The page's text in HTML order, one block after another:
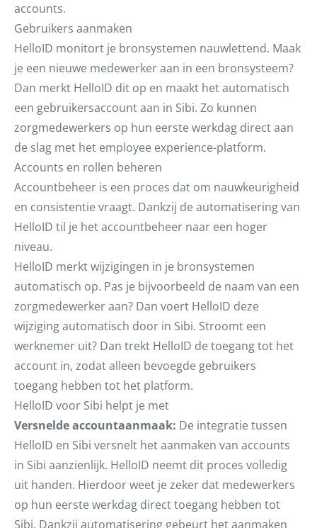
accounts.
Gebruikers aanmaken
HelloID monitort je bronsystemen nauwlettend. Maak
je een nieuwe medewerker aan in een bronsysteem?
Dan merkt HelloID dit op en maakt het automatisch
een gebruikersaccount aan in Sibi. Zo kunnen
zorgmedewerkers op hun eerste werkdag direct aan
de slag met het employee experience-platform.
Accounts en rollen beheren
Accountbeheer is een proces dat om nauwkeurigheid
en consistentie vraagt. Dankzij de automatisering van
HelloID til je het accountbeheer naar een hoger
niveau.
HelloID merkt wijzigingen in je bronsystemen
automatisch op. Pas je bijvoorbeeld de naam van een
zorgmedewerker aan? Dan voert HelloID deze
wijziging automatisch door in Sibi. Stroomt een
werknemer uit? Dan trekt HelloID de toegang tot het
account in, zodat alleen bevoegde gebruikers
toegang hebben tot het platform.
HelloID voor Sibi helpt je met
Versnelde accountaanmaak: De integratie tussen
HelloID en Sibi versnelt het aanmaken van accounts
in Sibi aanzienlijk. HelloID neemt dit proces volledig
uit handen. Hierdoor weet je zeker dat medewerkers
op hun eerste werkdag direct toegang hebben tot
Sibi. Dankzij automatisering gebeurt het aanmaken